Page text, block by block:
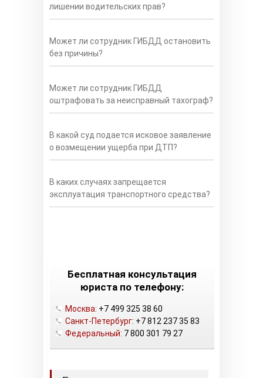
лишении водительских прав?
Может ли сотрудник ГИБДД остановить
без причины?
Может ли сотрудник ГИБДД
оштрафовать за неисправный тахограф?
В какой суд подается исковое заявление
о возмещении ущерба при ДТП?
В каких случаях запрещается
эксплуатация транспортного средства?
Бесплатная консультация
юриста по телефону:
Москва: +7 499 325 38 60
Санкт-Петербург: +7 812 237 35 83
Федеральный: 7 800 301 79 27